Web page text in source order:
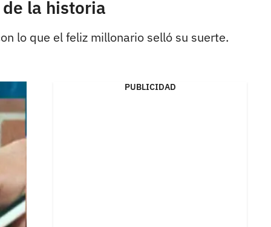
la historia
lo que el feliz millonario selló su suerte.
PUBLICIDAD